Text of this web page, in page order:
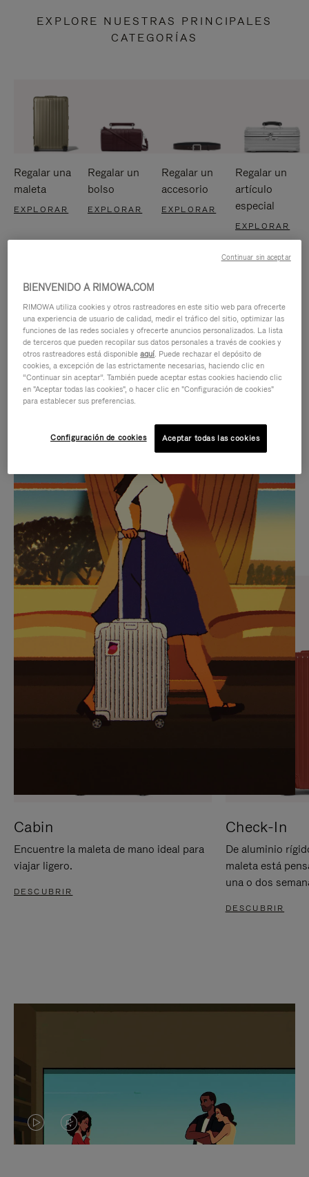
EXPLORE NUESTRAS PRINCIPALES
CATEGORÍAS
Regalar una
maleta
EXPLORAR
Regalar un
bolso
EXPLORAR
Regalar un
accesorio
EXPLORAR
Regalar un
artículo
especial
EXPLORAR
VÍDEO
NO
ESTÁ
PAUSADO,
PULSE
PARA
PAUSARLO.
SONIDO
DEL
VÍDEO
ESTÁ
DESACTIVADO:
PULSE
PARA
ACTIVARLO.
IDAS DE REGALO CUIDADOSAMENTE ELEGIDAS
Encuentre su compañero de
viaje ideal
Cabin
Encuentre la maleta de mano ideal para
viajar ligero.
DESCUBRIR
Check-In
De aluminio
maleta está
una o dos
DESCUBRIR
EL
EL
BIENVENIDO A RIMOWA.COM
RIMOWA utiliza cookies y otros rastreadores en este sitio web para ofrecerte
una experiencia de usuario de calidad, medir el tráfico del sitio, optimizar las
funciones de las redes sociales y ofrecerte anuncios personalizados. La lista
de terceros que pueden recopilar sus datos personales a través de cookies y
otros rastreadores está disponibleaquí. Puede rechazar el depósito de
cookies, a excepción de las estrictamente necesarias, haciendo clic en
“Continuar sin aceptar”. También puede aceptar estas cookies haciendo clic
en "Aceptar todas las cookies", o hacer clic en "Configuración de cookies"
para establecer sus preferencias.
Configuración de cookies Aceptar todas las cookies
Continuar sin aceptar